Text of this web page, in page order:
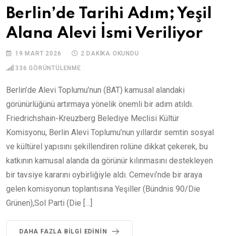
Berlin’de Tarihi Adım; Yeşil
Alana Alevi İsmi Veriliyor
19 MART 2026 2 DAKIKA OKUNDU
336 GÖRÜNTÜLENME
Berlin’de Alevi Toplumu’nun (BAT) kamusal alandaki
görünürlüğünü artırmaya yönelik önemli bir adım atıldı.
Friedrichshain-Kreuzberg Belediye Meclisi Kültür
Komisyonu, Berlin Alevi Toplumu’nun yıllardır semtin sosyal
ve kültürel yapısını şekillendiren rolüne dikkat çekerek, bu
katkının kamusal alanda da görünür kılınmasını destekleyen
bir tavsiye kararını oybirliğiyle aldı. Cemevi’nde bir araya
gelen komisyonun toplantısına Yeşiller (Bündnis 90/Die
Grünen),Sol Parti (Die […]
DAHA FAZLA BILGI EDININ